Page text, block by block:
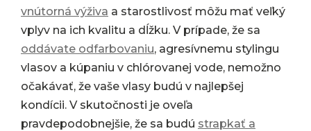
vnútorná výživa a starostlivosť môžu mať veľký
vplyv na ich kvalitu a dĺžku. V prípade, že sa
oddávate odfarbovaniu, agresívnemu stylingu
vlasov a kúpaniu v chlórovanej vode, nemožno
očakávať, že vaše vlasy budú v najlepšej
kondícii. V skutočnosti je oveľa
pravdepodobnejšie, že sa budú strapkať a